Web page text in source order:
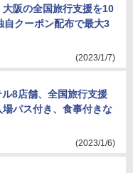
阪の全国旅行支援を10
自クーポン配布で最大3
(2023/1/7)
8店舗、全国旅行支援
パス付き、食事付きな
(2023/1/6)